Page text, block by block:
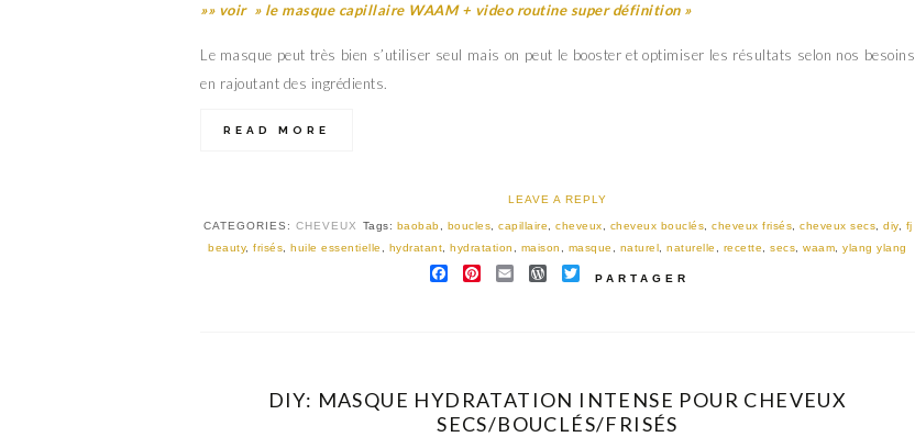
»» voir » le masque capillaire WAAM + video routine super définition »
Le masque peut très bien s’utiliser seul mais on peut le booster et optimiser les résultats selon nos besoins
en rajoutant des ingrédients.
READ MORE
LEAVE A REPLY
CATEGORIES: CHEVEUX Tags: baobab boucles capillaire cheveux cheveux bouclés cheveux frisés cheveux secs diy, fj
beauty,frisés ,huile essentielle hydratant ,hydratation maison masque naturel ,naturelle recette ,secs ,waam ,ylang ylang
FACEBOOK
PINTEREST
EMAILWORDPRESS
TWITTER
PARTAGER
DIY: MASQUE HYDRATATION INTENSE POUR CHEVEUX
SECS/BOUCLÉS/FRISÉS